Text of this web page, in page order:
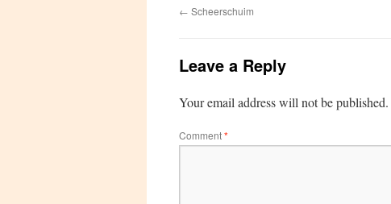
← Scheerschuim
Leave a Reply
Your email address will not be published.
Comment*